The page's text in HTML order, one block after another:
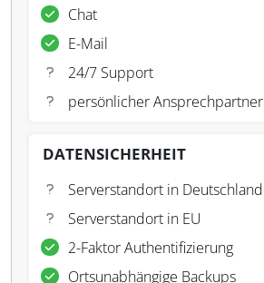
Chat
E-Mail
24/7 Support
persönlicher Ansprechpartner
DATENSICHERHEIT
Serverstandort in Deutschland
Serverstandort in EU
2-Faktor Authentifizierung
Ortsunabhängige Backups